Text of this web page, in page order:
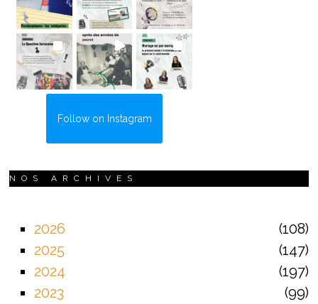
Follow on Instagram
NOS ARCHIVES
2026
108
2025
147
2024
197
2023
99